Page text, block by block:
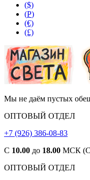
($)
(Р)
(€)
(£)
Мы не даём пустых
ОПТОВЫЙ ОТДЕЛ
+7 (926) 386-08-83
С 10.00 до 18.00 МСК
ОПТОВЫЙ ОТДЕЛ